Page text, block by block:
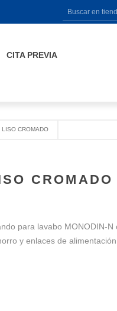
CITA PREVIA
CROMADO
CROMADO
para lavabo MONODIN-N
y enlaces de alimentación